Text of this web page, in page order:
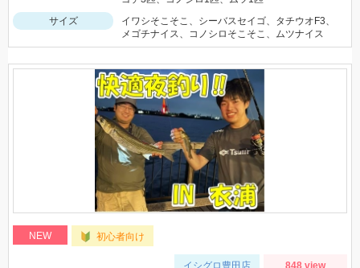
サイズ
イワシそこそこ、シーバスセイゴ、タチウオF3、
メゴチナイス、コノシロそこそこ、ムツナイス
NEW 初心者向け
イシグロ豊田店 848 view